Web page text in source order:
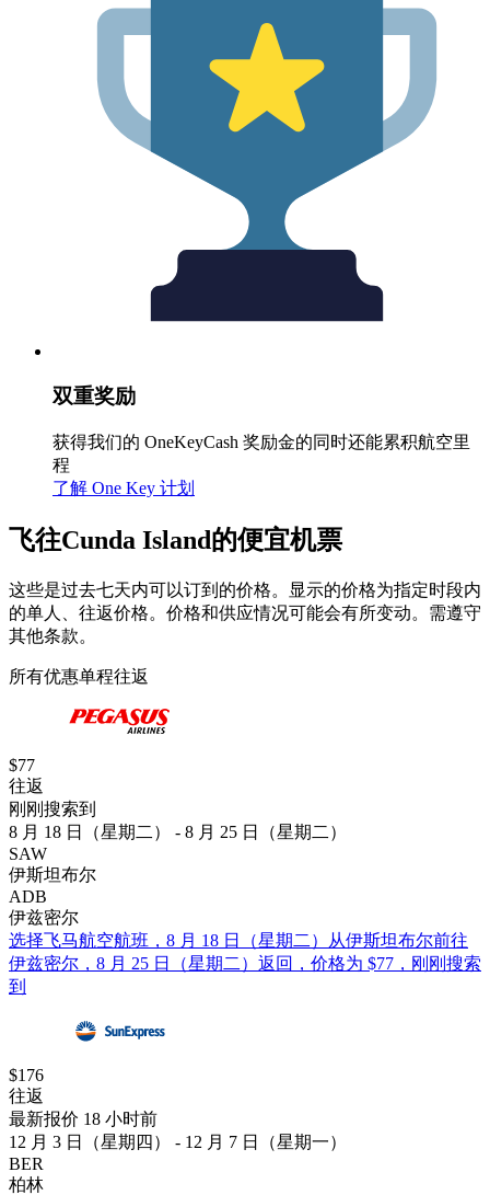
双重奖励
获得我们的 OneKeyCash 奖励金的同时还能累积航空里
程
了解 One Key 计划
飞往Cunda Island的便宜机票
这些是过去七天内可以订到的价格。显示的价格为指定时段内
的单人、往返价格。价格和供应情况可能会有所变动。需遵守
其他条款。
所有优惠单程往返
$77
往返
刚刚搜索到
8 月 18 日（星期二） - 8 月 25 日（星期二）
SAW
伊斯坦布尔
ADB
伊兹密尔
选择飞马航空航班，8 月 18 日（星期二）从伊斯坦布尔前往
伊兹密尔，8 月 25 日（星期二）返回，价格为 $77，刚刚搜索
到
$176
往返
最新报价 18 小时前
12 月 3 日（星期四） - 12 月 7 日（星期一）
BER
柏林